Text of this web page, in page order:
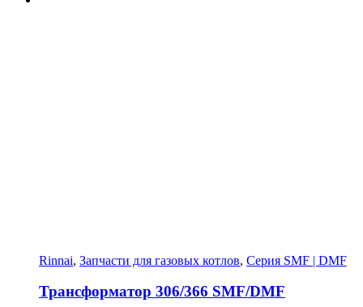
Rinnai, Запчасти для газовых котлов, Серия SMF | DMF
Трансформатор 306/366 SMF/DMF